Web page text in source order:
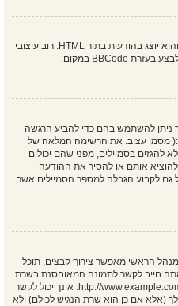
לא. אין אפשרות לשלוח HTML במערכת זו והוא יוצג בהודעות בתור HTML. רוב עיצובי
ניתן להשתמש בהם כדי להביע הרגשה
:( מסמן עצוב. את הרשימה המלאה של
להגזים בסמיילים, מפני שהם יכולים
אותם או להסיר את ההודעה
לקבוע הגבלה למספר הסמיילים אשר
הראשי מאפשר צירוף קבצים, תוכל
חייב לקשר לתמונה המאוחסנת בשרת
רחוק הנגיש לכולם, למשל http://www.example.com/my-picture.gif. אינך יכול לקשר
(אלא אם כן הוא שרת הנגיש לכולם) ולא